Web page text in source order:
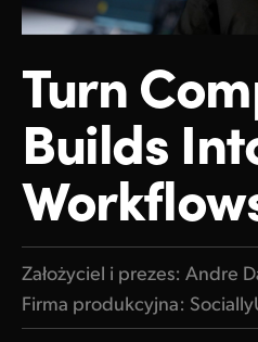
Finland
Germany
Hong Kong SAR, China
India
Italy
Japan
Turn
Builds
Założyciel i prezes: Andre
Firma produkcyjna: